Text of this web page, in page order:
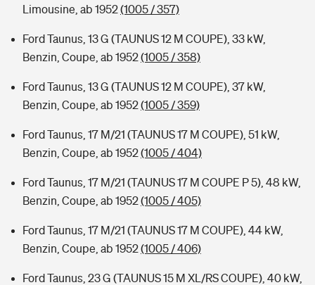
Limousine, ab 1952(1005 / 357)
Ford Taunus, 13 G (TAUNUS 12 M COUPE), 33 kW,
Benzin, Coupe, ab 1952(1005 / 358)
Ford Taunus, 13 G (TAUNUS 12 M COUPE), 37 kW,
Benzin, Coupe, ab 1952(1005 / 359)
Ford Taunus, 17 M/21 (TAUNUS 17 M COUPE), 51 kW,
Benzin, Coupe, ab 1952(1005 / 404)
Ford Taunus, 17 M/21 (TAUNUS 17 M COUPE P 5), 48 kW,
Benzin, Coupe, ab 1952(1005 / 405)
Ford Taunus, 17 M/21 (TAUNUS 17 M COUPE), 44 kW,
Benzin, Coupe, ab 1952(1005 / 406)
Ford Taunus, 23 G (TAUNUS 15 M XL/RS COUPE), 40 kW,